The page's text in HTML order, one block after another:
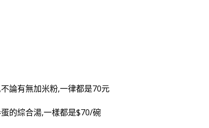
論有無加米粉,一律都是70元
的綜合湯,一樣都是$70/碗